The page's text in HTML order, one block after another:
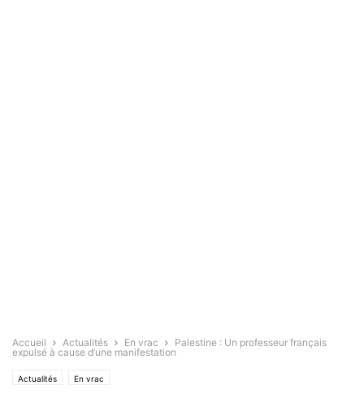
Accueil Actualités En vrac
Palestine : Un professeur français
expulsé à cause d’une manifestation
Actualités En vrac